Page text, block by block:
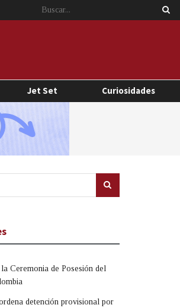
Jet Set Curiosidades
Ceremonia de Posesión del
detención provisional por